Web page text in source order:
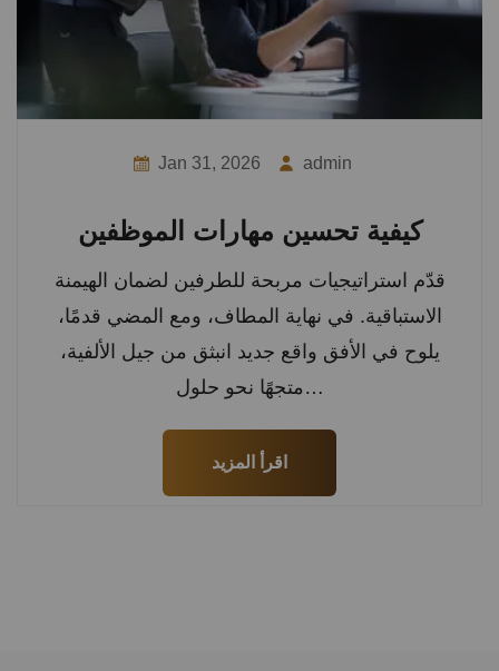
Jan 31, 2026 admin
كيفية تحسين مهارات الموظفين
قدّم استراتيجيات مربحة للطرفين لضمان الهيمنة
الاستباقية. في نهاية المطاف، ومع المضي قدمًا،
يلوح في الأفق واقع جديد انبثق من جيل الألفية،
متجهًا نحو حلول…
اقرأ المزيد